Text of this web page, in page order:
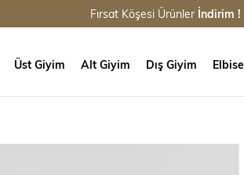
Fırsat Köşesi Ürünler İndirim !
Üst Giyim Alt Giyim Dış Giyim Elbise